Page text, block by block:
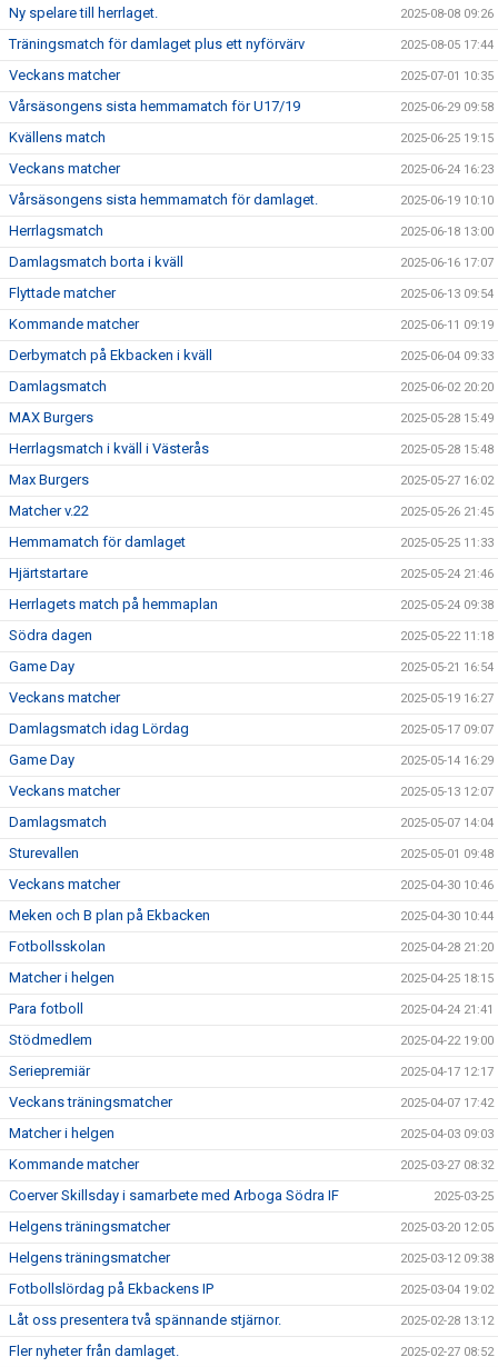
Ny spelare till herrlaget. 2025-08-08 09:26
Träningsmatch för damlaget plus ett nyförvärv 2025-08-05 17:44
Veckans matcher 2025-07-01 10:35
Vårsäsongens sista hemmamatch för U17/19 2025-06-29 09:58
Kvällens match 2025-06-25 19:15
Veckans matcher 2025-06-24 16:23
Vårsäsongens sista hemmamatch för damlaget. 2025-06-19 10:10
Herrlagsmatch 2025-06-18 13:00
Damlagsmatch borta i kväll 2025-06-16 17:07
Flyttade matcher 2025-06-13 09:54
Kommande matcher 2025-06-11 09:19
Derbymatch på Ekbacken i kväll 2025-06-04 09:33
Damlagsmatch 2025-06-02 20:20
MAX Burgers 2025-05-28 15:49
Herrlagsmatch i kväll i Västerås 2025-05-28 15:48
Max Burgers 2025-05-27 16:02
Matcher v.22 2025-05-26 21:45
Hemmamatch för damlaget 2025-05-25 11:33
Hjärtstartare 2025-05-24 21:46
Herrlagets match på hemmaplan 2025-05-24 09:38
Södra dagen 2025-05-22 11:18
Game Day 2025-05-21 16:54
Veckans matcher 2025-05-19 16:27
Damlagsmatch idag Lördag 2025-05-17 09:07
Game Day 2025-05-14 16:29
Veckans matcher 2025-05-13 12:07
Damlagsmatch 2025-05-07 14:04
Sturevallen 2025-05-01 09:48
Veckans matcher 2025-04-30 10:46
Meken och B plan på Ekbacken 2025-04-30 10:44
Fotbollsskolan 2025-04-28 21:20
Matcher i helgen 2025-04-25 18:15
Para fotboll 2025-04-24 21:41
Stödmedlem 2025-04-22 19:00
Seriepremiär 2025-04-17 12:17
Veckans träningsmatcher 2025-04-07 17:42
Matcher i helgen 2025-04-03 09:03
Kommande matcher 2025-03-27 08:32
Coerver Skillsday i samarbete med Arboga Södra IF 2025-03-25
Helgens träningsmatcher 2025-03-20 12:05
Helgens träningsmatcher 2025-03-12 09:38
Fotbollslördag på Ekbackens IP 2025-03-04 19:02
Låt oss presentera två spännande stjärnor. 2025-02-28 13:12
Fler nyheter från damlaget. 2025-02-27 08:52